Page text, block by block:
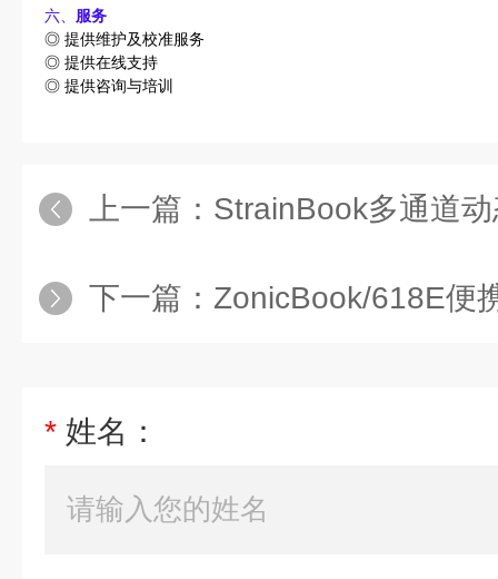
六、 服务
◎ 提供维护及校准服务
◎ 提供在线支持
◎ 提供咨询与培训
上一篇： StrainBook多通道
下一篇： ZonicBook/618E便
* 姓名：